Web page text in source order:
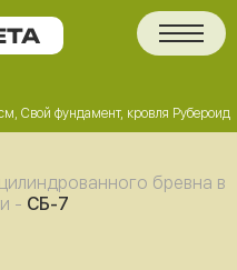
бревна в
- СБ-7
Свой фундамент, кровля Рубероид